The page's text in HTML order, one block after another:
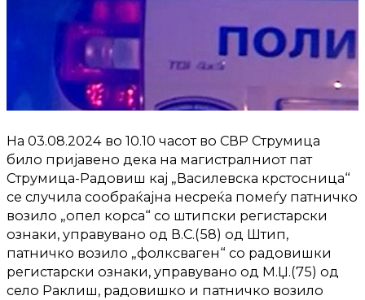
На 03.08.2024 во 10.10 часот во СВР Струмица
било пријавено дека на магистралниот пат
Струмица-Радовиш кај „Василевска крстосница“
се случила сообраќајна несреќа помеѓу патничко
возило „опел корса“ со штипски регистарски
ознаки, управувано од В.С.(58) од Штип,
патничко возило „фолксваген“ со радовишки
регистарски ознаки, управувано од М.Џ.(75) од
село Раклиш, радовишко и патничко возило